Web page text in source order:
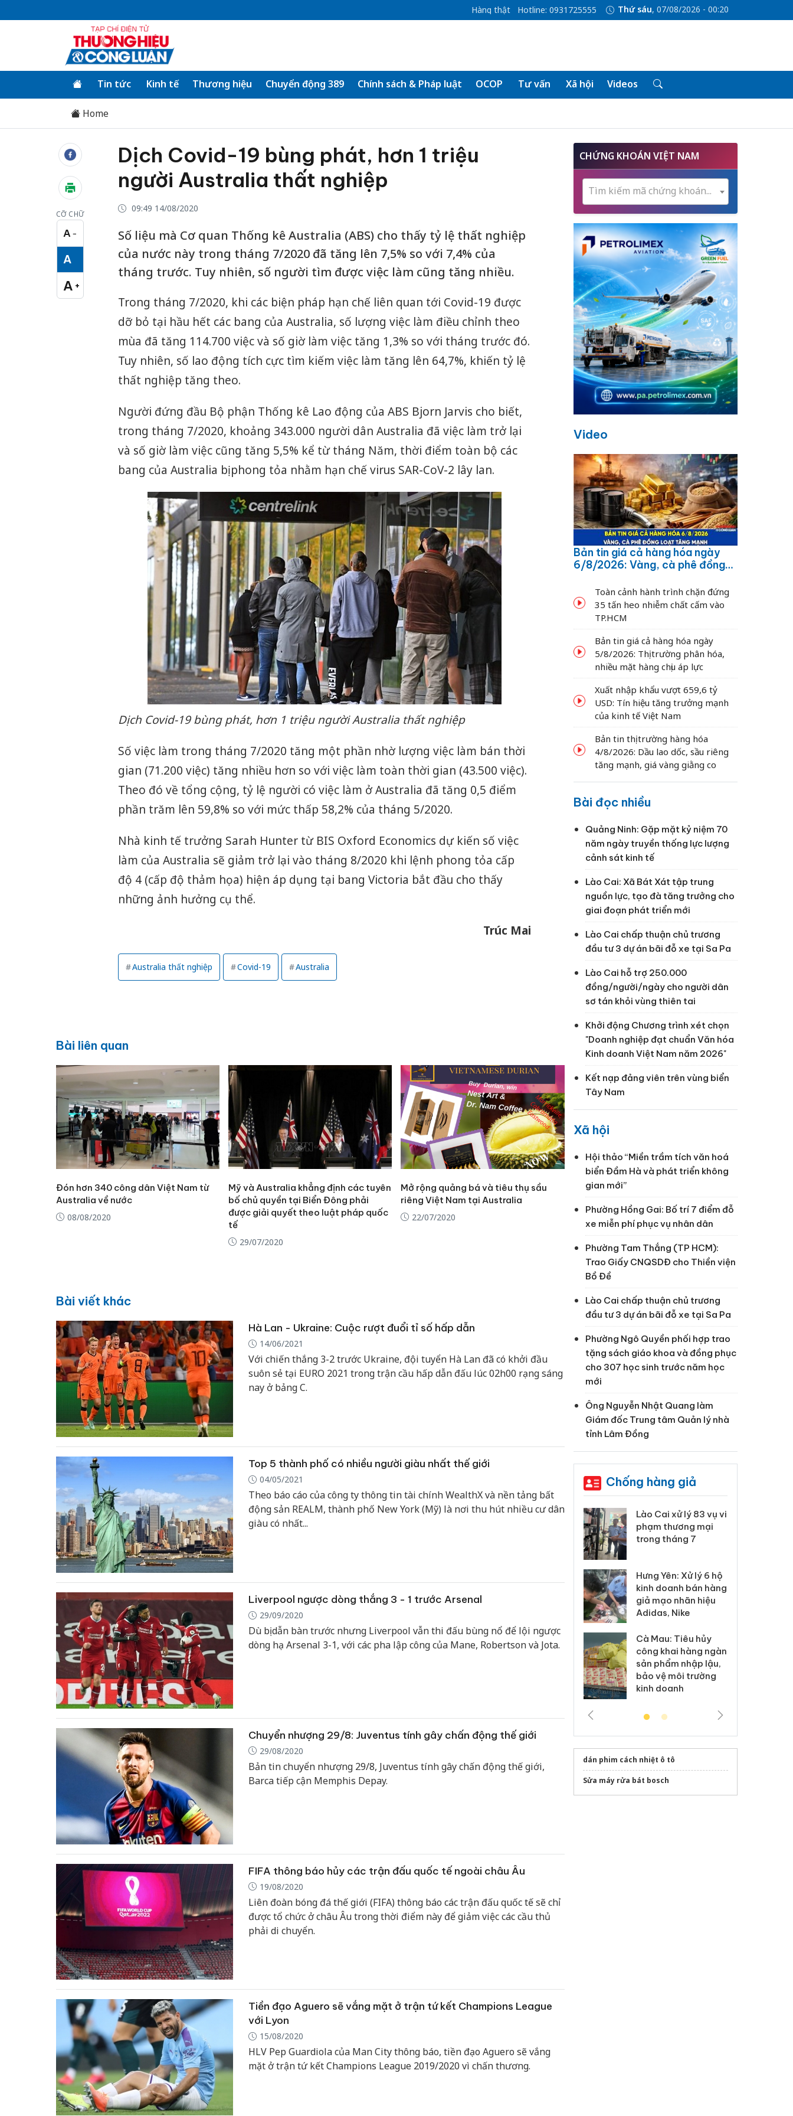
Hàng thật Hotline: 0931725555 Thứ sáu, 07/08/2026 - 00:20
Tin tức Kinh tế Thương hiệu Chuyển động 389 Chính sách & Pháp luật OCOP Tư vấn Xã hội Videos
Home
CỠ CHỮ
A −
Cỡ chữ nhỏ
A
Cỡ chữ vừa
A +
Cỡ chữ lớn
Dịch Covid-19 bùng phát, hơn 1 triệu
người Australia thất nghiệp
09:49 14/08/2020
Số liệu mà Cơ quan Thống kê Australia (ABS) cho thấy tỷ lệ thất nghiệp
của nước này trong tháng 7/2020 đã tăng lên 7,5% so với 7,4% của
tháng trước. Tuy nhiên, số người tìm được việc làm cũng tăng nhiều.
Trong tháng 7/2020, khi các biện pháp hạn chế liên quan tới Covid-19 được
dỡ bỏ tại hầu hết các bang của Australia, số lượng việc làm điều chỉnh theo
mùa đã tăng 114.700 việc và số giờ làm việc tăng 1,3% so với tháng trước đó.
Tuy nhiên, số lao động tích cực tìm kiếm việc làm tăng lên 64,7%, khiến tỷ lệ
thất nghiệp tăng theo.
Người đứng đầu Bộ phận Thống kê Lao động của ABS Bjorn Jarvis cho biết,
trong tháng 7/2020, khoảng 343.000 người dân Australia đã việc làm trở lại
và số giờ làm việc cũng tăng 5,5% kể từ tháng Năm, thời điểm toàn bộ các
bang của Australia bị phong tỏa nhằm hạn chế virus SAR-CoV-2 lây lan.
Dịch Covid-19 bùng phát, hơn 1 triệu người Australia thất nghiệp
Số việc làm trong tháng 7/2020 tăng một phần nhờ lượng việc làm bán thời
gian (71.200 việc) tăng nhiều hơn so với việc làm toàn thời gian (43.500 việc).
Theo đó về tổng cộng, tỷ lệ người có việc làm ở Australia đã tăng 0,5 điểm
phần trăm lên 59,8% so với mức thấp 58,2% của tháng 5/2020.
Nhà kinh tế trưởng Sarah Hunter từ BIS Oxford Economics dự kiến số việc
làm của Australia sẽ giảm trở lại vào tháng 8/2020 khi lệnh phong tỏa cấp
độ 4 (cấp độ thảm họa) hiện áp dụng tại bang Victoria bắt đầu cho thấy
những ảnh hưởng cụ thể.
Trúc Mai
Australia thất nghiệp Covid-19 Australia
Bài liên quan
Đón hơn 340 công dân Việt Nam từ
Australia về nước
08/08/2020
Mỹ và Australia khẳng định các tuyên
bố chủ quyền tại Biển Đông phải
được giải quyết theo luật pháp quốc
tế
29/07/2020
Mở rộng quảng bá và tiêu thụ sầu
riêng Việt Nam tại Australia
22/07/2020
Bài viết khác
Hà Lan - Ukraine: Cuộc rượt đuổi tỉ số hấp dẫn
14/06/2021
Với chiến thắng 3-2 trước Ukraine, đội tuyển Hà Lan đã có khởi đầu
suôn sẻ tại EURO 2021 trong trận cầu hấp dẫn đấu lúc 02h00 rạng sáng
nay ở bảng C.
Top 5 thành phố có nhiều người giàu nhất thế giới
04/05/2021
Theo báo cáo của công ty thông tin tài chính WealthX và nền tảng bất
động sản REALM, thành phố New York (Mỹ) là nơi thu hút nhiều cư dân
giàu có nhất...
Liverpool ngược dòng thắng 3 - 1 trước Arsenal
29/09/2020
Dù bị dẫn bàn trước nhưng Liverpool vẫn thi đấu bùng nổ để lội ngược
dòng hạ Arsenal 3-1, với các pha lập công của Mane, Robertson và Jota.
Chuyển nhượng 29/8: Juventus tính gây chấn động thế giới
29/08/2020
Bản tin chuyển nhượng 29/8, Juventus tính gây chấn động thế giới,
Barca tiếp cận Memphis Depay.
FIFA thông báo hủy các trận đấu quốc tế ngoài châu Âu
19/08/2020
Liên đoàn bóng đá thế giới (FIFA) thông báo các trận đấu quốc tế sẽ chỉ
được tổ chức ở châu Âu trong thời điểm này để giảm việc các cầu thủ
phải di chuyển.
Tiền đạo Aguero sẽ vắng mặt ở trận tứ kết Champions League
với Lyon
15/08/2020
HLV Pep Guardiola của Man City thông báo, tiền đạo Aguero sẽ vắng
mặt ở trận tứ kết Champions League 2019/2020 vì chấn thương.
CHỨNG KHOÁN VIỆT NAM
Tìm kiếm mã chứng khoán...
Video
Bản tin giá cả hàng hóa ngày
6/8/2026: Vàng, cà phê đồng
Toàn cảnh hành trình chặn đứng
35 tấn heo nhiễm chất cấm vào
TP.HCM
Bản tin giá cả hàng hóa ngày
5/8/2026: Thị trường phân hóa,
nhiều mặt hàng chịu áp lực
Xuất nhập khẩu vượt 659,6 tỷ
USD: Tín hiệu tăng trưởng mạnh
của kinh tế Việt Nam
Bản tin thị trường hàng hóa
4/8/2026: Dầu lao dốc, sầu riêng
tăng mạnh, giá vàng giằng co
Bài đọc nhiều
Quảng Ninh: Gặp mặt kỷ niệm 70
năm ngày truyền thống lực lượng
cảnh sát kinh tế
Lào Cai: Xã Bát Xát tập trung
nguồn lực, tạo đà tăng trưởng cho
giai đoạn phát triển mới
Lào Cai chấp thuận chủ trương
đầu tư 3 dự án bãi đỗ xe tại Sa Pa
Lào Cai hỗ trợ 250.000
đồng/người/ngày cho người dân
sơ tán khỏi vùng thiên tai
Khởi động Chương trình xét chọn
"Doanh nghiệp đạt chuẩn Văn hóa
Kinh doanh Việt Nam năm 2026"
Kết nạp đảng viên trên vùng biển
Tây Nam
Xã hội
Hội thảo “Miền trầm tích văn hoá
biển Đầm Hà và phát triển không
gian mới”
Phường Hồng Gai: Bố trí 7 điểm đỗ
xe miễn phí phục vụ nhân dân
Phường Tam Thắng (TP HCM):
Trao Giấy CNQSDĐ cho Thiền viện
Bồ Đề
Lào Cai chấp thuận chủ trương
đầu tư 3 dự án bãi đỗ xe tại Sa Pa
Phường Ngô Quyền phối hợp trao
tặng sách giáo khoa và đồng phục
cho 307 học sinh trước năm học
mới
Ông Nguyễn Nhật Quang làm
Giám đốc Trung tâm Quản lý nhà
tỉnh Lâm Đồng
Chống hàng giả
Công an Thanh Hóa
An Giang: Đối tượng
chủ mưu đường dây
Lào Cai xử lý 83 vụ vi
phạm thương mại
trong tháng 7
Hưng Yên: Xử lý 6 hộ
kinh doanh bán hàng
giả mạo nhãn hiệu
Adidas, Nike
Cà Mau: Tiêu hủy
công khai hàng ngàn
sản phẩm nhập lậu,
bảo vệ môi trường
kinh doanh
dán phim cách nhiệt ô tô
Sửa máy rửa bát bosch